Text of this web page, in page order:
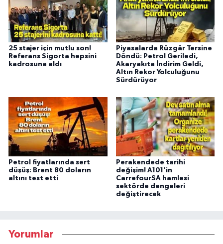
25 stajer için mutlu son!
Referans Sigorta hepsini
kadrosuna aldı
Piyasalarda Rüzgâr Tersine
Döndü: Petrol Geriledi,
Akaryakıta İndirim Geldi,
Altın Rekor Yolculuğunu
Sürdürüyor
Petrol fiyatlarında sert
düşüş: Brent 80 doların
altını test etti
Perakendede tarihi
değişim! A101'in
CarrefourSA hamlesi
sektörde dengeleri
değiştirecek
Yorumlar